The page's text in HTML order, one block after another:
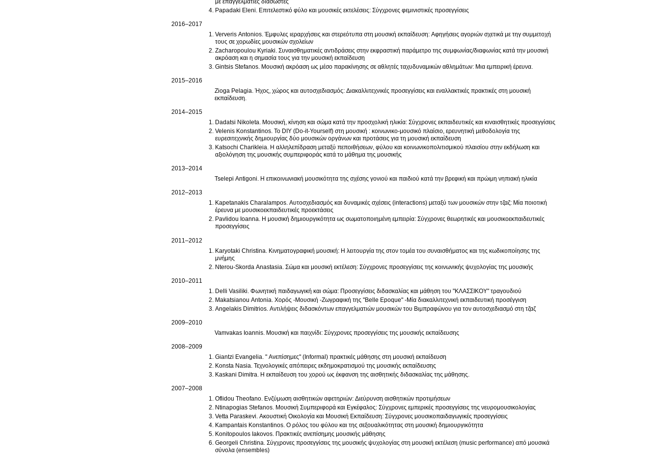
Papadaki Eleni. Επιτελεστικό φύλο και μουσικές εκτελέσεις: Σύγχρονες φεμινιστικές προσεγγίσεις
2016–2017
Ververis Antonios. Έμφυλες ιεραρχήσεις και στερεότυπα στη μουσική εκπαίδευση: Αφηγήσεις αγοριών σχετικά με τηγ συμμετοχή
τους σε χορωδίες μουσικών σχολείων
Zacharopoulou Kyriaki. Συναισθηματικές αντιδράσεις στην εκφραστική παράμετρο της συμφωνίας/διαφωνίας κατά την μουσική
ακρόαση και η σημασία τους για την μουσική εκπαίδευση
Gintsis Stefanos. Μουσική ακρόαση ως μέσο παρακίνησης σε αθλητές ταχυδυναμικών αθλημάτων: Μια εμπειρική έρευνα.
2015–2016
Zioga Pelagia. Ήχος, χώρος και αυτοσχεδιασμός: Διακαλλιτεχνικές προσεγγίσεις και εναλλακτικές πρακτικές στη μουσική
εκπαίδευση.
2014–2015
Dadatsi Nikoleta. Μουσική, κίνηση και σώμα κατά την προσχολική ηλικία: Σύγχρονες εκπαιδευτικές και κιναισθητικές προσεγγίσεις
Velenis Konstantinos. Το DIY (Do-it-Yourself) στη μουσική : κοινωνικο-μουσικό πλαίσιο, ερευνητική μεθοδολογία της
ευρεσιτεχνικής δημιουργίας δύο μουσικών οργάνων και προτάσεις για τη μουσική εκπαίδευση
Katsochi Charikleia. Η αλληλεπίδραση μεταξύ πεποιθήσεων, φύλου και κοινωνικοπολιτισμικού πλαισίου στην εκδήλωση και
αξιολόγηση της μουσικής συμπεριφοράς κατά το μάθημα της μουσικής
2013–2014
Tselepi Antigoni. Η επικοινωνιακή μουσικότητα της σχέσης γονιού και παιδιού κατά την βρεφική και πρώιμη νηπιακή ηλικία
2012–2013
Kapetanakis Charalampos. Αυτοσχεδιασμός και δυναμικές σχέσεις (interactions) μεταξύ των μουσικών στην τζαζ: Μία ποιοτική
έρευνα με μουσικοεκπαιδευτικές προεκτάσεις
Pavlidou Ioanna. Η μουσική δημιουργικότητα ως σωματοποιημένη εμπειρία: Σύγχρονες θεωρητικές και μουσικοεκπαιδευτικές
προσεγγίσεις
2011–2012
Karyotaki Christina. Κινηματογραφική μουσική: Η λειτουργία της στον τομέα του συναισθήματος και της κωδικοποίησης της
μνήμης
Nterou-Skorda Anastasia. Σώμα και μουσική εκτέλεση: Σύγχρονες προσεγγίσεις της κοινωνικής ψυχολογίας της μουσικής
2010–2011
Delli Vasiliki. Φωνητική παιδαγωγική και σώμα: Προσεγγίσεις διδασκαλίας και μάθηση του "ΚΛΑΣΣΙΚΟΥ" τραγουδιού
Makatsianou Antonia. Χορός -Μουσική -Ζωγραφική της "Belle Epoque" -Μία διακαλλιτεχνική εκπαιδευτική προσέγγιση
Angelakis Dimitrios. Αντιλήψεις διδασκόντων επαγγελματιών μουσικών του Βιμπραφώνου για τον αυτοσχεδιασμό στη τζαζ
2009–2010
Vamvakas Ioannis. Μουσική και παιχνίδι: Σύγχρονες προσεγγίσεις της μουσικής εκπαίδευσης
2008–2009
Giantzi Evangelia. " Ανεπίσημες" (Informal) πρακτικές μάθησης στη μουσική εκπαίδευση
Konsta Nasia. Τεχνολογικές απόπειρες εκδημοκρατισμού της μουσικής εκπαίδευσης
Kaskani Dimitra. Η εκπαίδευση του χορού ως έκφανση της αισθητικής διδασκαλίας της μάθησης.
2007–2008
Oflidou Theofano. Ενζύμωση αισθητικών αφετηριών: Διεύρυνση αισθητικών προτιμήσεων
Ntinapogias Stefanos. Μουσική Συμπεριφορά και Εγκέφαλος: Σύγχρονες εμπερικές προσεγγίσεις της νευρομουσικολογίας
Vetta Paraskevi. Ακουστική Οικολογία και Μουσική Εκπαίδευση: Σύγχρονες μουσικοπαιδαγωγικές προσεγγίσεις
Kampantais Konstantinos. Ο ρόλος του φύλου και της σεξουαλικότητας στη μουσική δημιουργικότητα
Konitopoulos Iakovos. Πρακτικές ανεπίσημης μουσικής μάθησης
Georgeli Christina. Σύγχρονες προσεγγίσεις της μουσικής ψυχολογίας στη μουσική εκτέλεση (music performance) από μουσικά
σύνολα (ensembles)